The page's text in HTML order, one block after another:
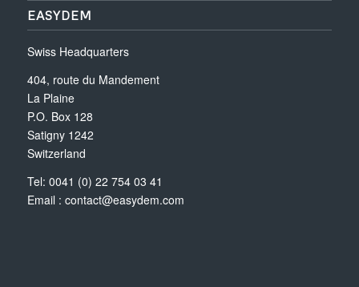
EASYDEM
Swiss Headquarters
404, route du Mandement
La Plaine
P.O. Box 128
Satigny 1242
Switzerland
Tel: 0041 (0) 22 754 03 41
Email : contact@easydem.com